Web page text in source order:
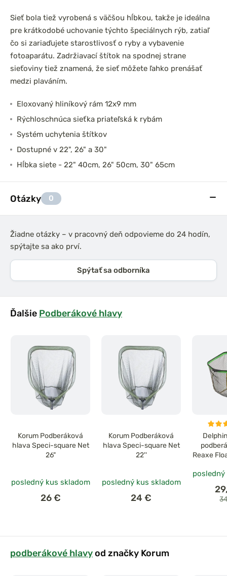
Sieť bola tiež vyrobená s väčšou hĺbkou, takže je ideálna
pre krátkodobé uchovanie týchto špeciálnych rýb, zatiaľ
čo si zariaďujete starostlivosť o ryby a vybavenie
fotoaparátu. Zadržiavací štítok na spodnej strane
sieťoviny tiež znamená, že sieť môžete ľahko prenášať
medzi plaváním.
Eloxovaný hliníkový rám 12x9 mm
Rýchloschnúca sieťka priateľská k rybám
Systém uchytenia štítkov
Dostupné v 22", 26" a 30"
Hĺbka siete - 22" 40cm, 26" 50cm, 30" 65cm
Otázky 0
Žiadne otázky – v pracovný deň odpovieme do 24 hodín,
spýtajte sa ako prví.
Spýtať sa odborníka
Ďalšie Podberákové hlavy
Korum Podberáková
hlava Speci-square Net
26"
posledný kus skladom
26 €
Korum Podberáková
hlava Speci-square Net
22''
posledný kus skladom
24 €
Reaxe
podberákové hlavyod značky Korum